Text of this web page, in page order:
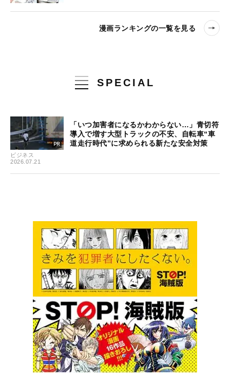
漫画ランキングの一覧を見る
SPECIAL
ビジネス
2026.07.21
「いつ加害者になるかわからない…」青切符
導入で増す大型トラックの不安、自転車“車
道走行時代”に求められる新たな安全対策